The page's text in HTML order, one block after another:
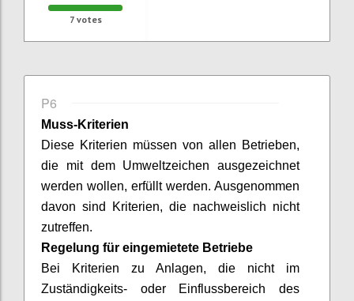
7votes
P6
Muss-Kriterien
Diese Kriterien müssen von allen Betrieben,
die mit dem Umweltzeichen ausgezeichnet
werden wollen, erfüllt werden. Ausgenommen
davon sind Kriterien, die nachweislich nicht
zutreffen.
Regelung für eingemietete Betriebe
Bei Kriterien zu Anlagen, die nicht im
Zuständigkeits- oder Einflussbereich des